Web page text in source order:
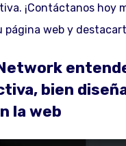
¡Contáctanos hoy
página web y
Network
bien
la web